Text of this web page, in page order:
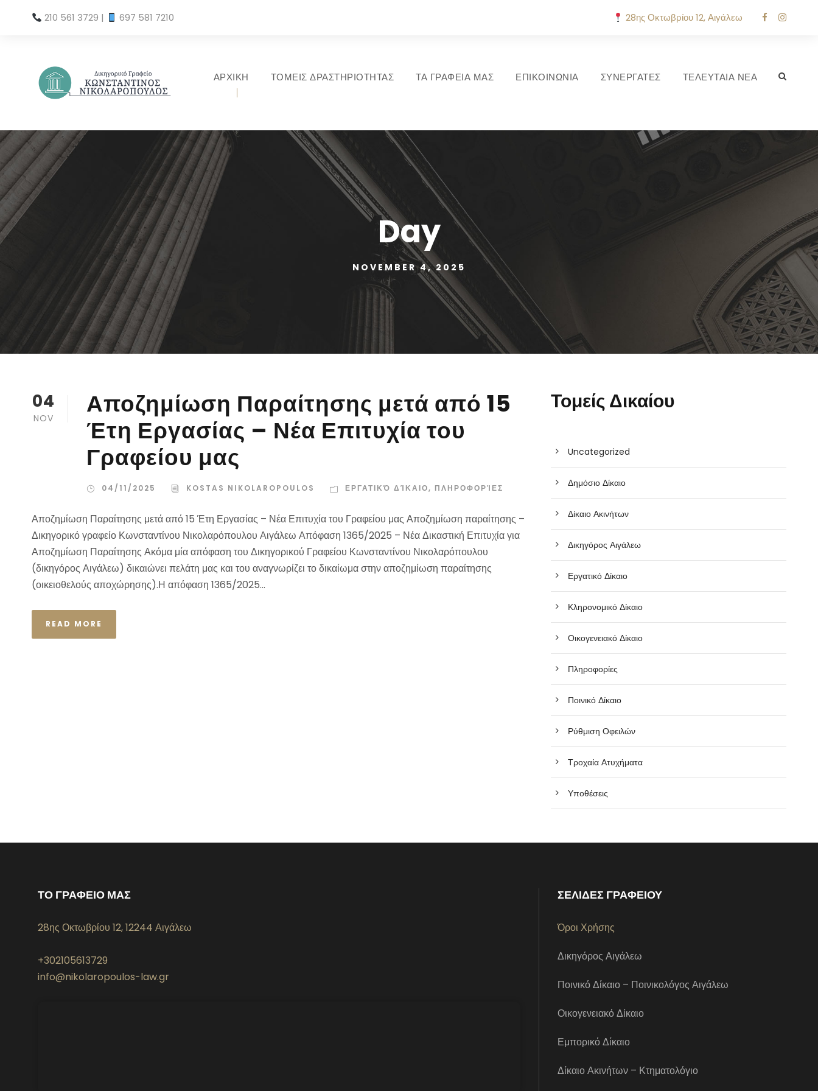
210 561 3729 | 697 581 7210 28ης Οκτωβρίου 12, Αιγάλεω
ΑΡΧΙΚΗ ΤΟΜΕΙΣ ΔΡΑΣΤΗΡΙΟΤΗΤΑΣ ΤΑ ΓΡΑΦΕΙΑ ΜΑΣ ΕΠΙΚΟΙΝΩΝΙΑ ΣΥΝΕΡΓΑΤΕΣ ΤΕΛΕΥΤΑΙΑ ΝΕΑ
Day
NOVEMBER 4, 2025
04
NOV
Αποζημίωση Παραίτησης μετά από 15
Έτη Εργασίας – Νέα Επιτυχία του
Γραφείου μας
04/11/2025 KOSTAS NIKOLAROPOULOS ΕΡΓΑΤΙΚΌ ΔΊΚΑΙΟ, ΠΛΗΡΟΦΟΡΊΕΣ
Αποζημίωση Παραίτησης μετά από 15 Έτη Εργασίας – Νέα Επιτυχία του Γραφείου μας Αποζημίωση παραίτησης –
Δικηγορικό γραφείο Κωνσταντίνου Νικολαρόπουλου Αιγάλεω Απόφαση 1365/2025 – Νέα Δικαστική Επιτυχία για
Αποζημίωση Παραίτησης Ακόμα μία απόφαση του Δικηγορικού Γραφείου Κωνσταντίνου Νικολαρόπουλου
(δικηγόρος Αιγάλεω) δικαιώνει πελάτη μας και του αναγνωρίζει το δικαίωμα στην αποζημίωση παραίτησης
(οικειοθελούς αποχώρησης).Η απόφαση 1365/2025...
READ MORE
Τομείς Δικαίου
Uncategorized
Δημόσιο Δίκαιο
Δίκαιο Ακινήτων
Δικηγόρος Αιγάλεω
Εργατικό Δίκαιο
Κληρονομικό Δίκαιο
Οικογενειακό Δίκαιο
Πληροφορίες
Ποινικό Δίκαιο
Ρύθμιση Οφειλών
Τροχαία Ατυχήματα
Υποθέσεις
ΤΟ ΓΡΑΦΕΙΟ ΜΑΣ
28ης Οκτωβρίου 12, 12244 Αιγάλεω
+302105613729
info@nikolaropoulos-law.gr
ΣΕΛΙΔΕΣ ΓΡΑΦΕΙΟΥ
Όροι Χρήσης
Δικηγόρος Αιγάλεω
Ποινικό Δίκαιο – Ποινικολόγος Αιγάλεω
Οικογενειακό Δίκαιο
Εμπορικό Δίκαιο
Δίκαιο Ακινήτων – Κτηματολόγιο